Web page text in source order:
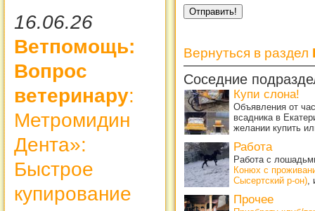
16.06.26
Ветпомощь:
Вопрос
ветеринару:
Метромидин
Дента»:
Быстрое
купирование
Вернуться в раздел
Соседние
Купи слона!
Объявления от
всадника в
желании купить
Работа
Работа с
Конюх с
Сысертский р-он)
Прочее